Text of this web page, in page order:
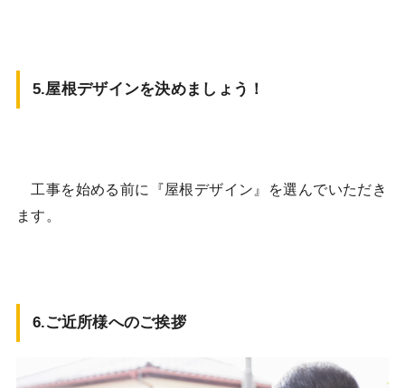
5.屋根デザインを決めましょう！
工事を始める前に『屋根デザイン』を選んでいただき
ます。
6.ご近所様へのご挨拶